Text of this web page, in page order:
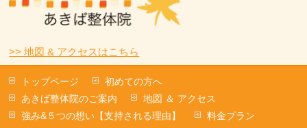
>> 地図 & アクセスはこちら
トップページ
初めての方へ
あきば整体院のご案内
地図 ＆ アクセス
強み&５つの想い【支持される理由】
料金プラン